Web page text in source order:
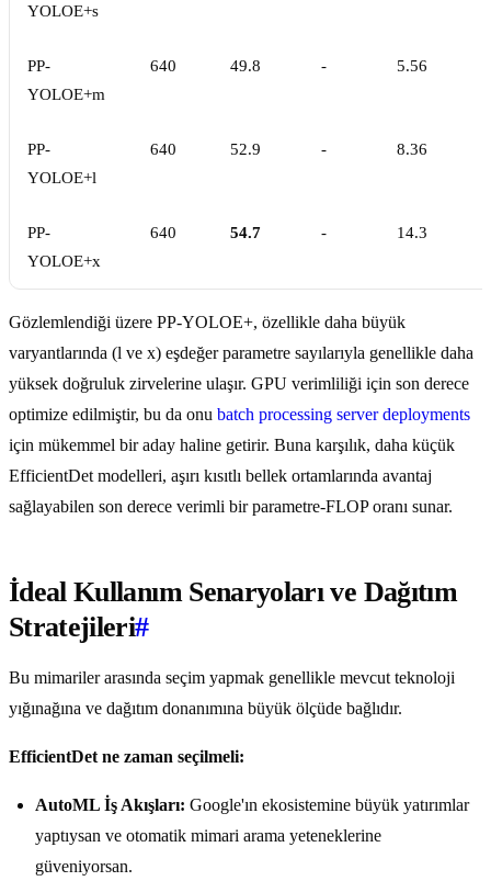
YOLOE+s
PP-
YOLOE+m
640 49.8 - 5.56
PP-
YOLOE+l
640 52.9 - 8.36
PP-
YOLOE+x
640 54.7 - 14.3
Gözlemlendiği üzere PP-YOLOE+, özellikle daha büyük
varyantlarında (l ve x) eşdeğer parametre sayılarıyla genellikle daha
yüksek doğruluk zirvelerine ulaşır. GPU verimliliği için son derece
optimize edilmiştir, bu da onu batch processing server deployments
için mükemmel bir aday haline getirir. Buna karşılık, daha küçük
EfficientDet modelleri, aşırı kısıtlı bellek ortamlarında avantaj
sağlayabilen son derece verimli bir parametre-FLOP oranı sunar.
İdeal Kullanım Senaryoları ve Dağıtım
Stratejileri#
Bu mimariler arasında seçim yapmak genellikle mevcut teknoloji
yığınağına ve dağıtım donanımına büyük ölçüde bağlıdır.
EfficientDet ne zaman seçilmeli:
AutoML İş Akışları: Google'ın ekosistemine büyük yatırımlar
yaptıysan ve otomatik mimari arama yeteneklerine
güveniyorsan.